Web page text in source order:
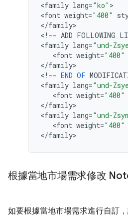
<family lang="ko" >
<font weight="400"
</family>
< ! -- ADD FOLLOWING
<family lang="und-
   <
font weight="400"
</family>
< ! -- END OF
<family lang="und-
   <
font weight="400"
</family>
<family lang="und-
   <
font weight="400"
</family
根據當地市場需求修改
如要根據當地市場需求進行自訂